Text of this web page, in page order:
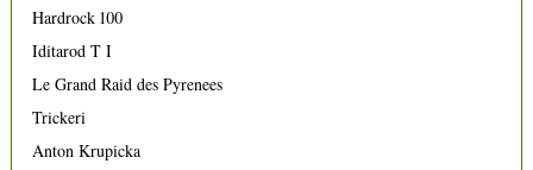
Hardrock 100
Iditarod T I
Le Grand Raid des Pyrenees
Trickeri
Anton Krupicka